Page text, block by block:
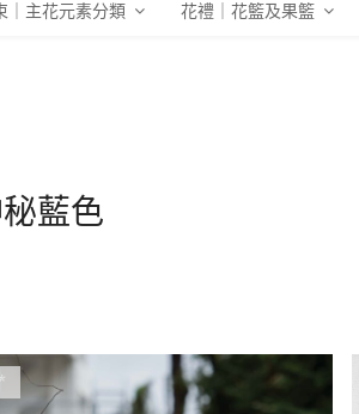
｜主花元素分類 花禮｜花籃及果籃
藍色
*